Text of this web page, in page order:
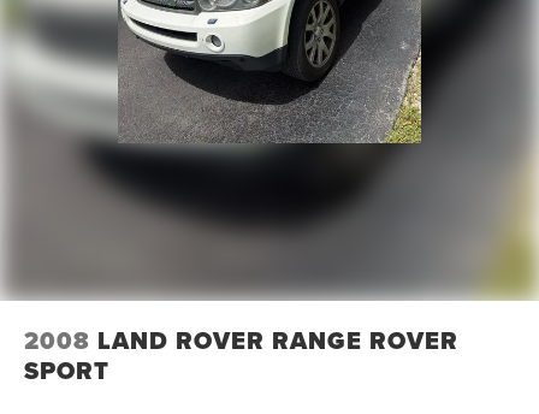
aparcamiento
Diferencial de deslizamiento limitado activado por los
frenos
2008 LAND ROVER RANGE ROVER
SPORT